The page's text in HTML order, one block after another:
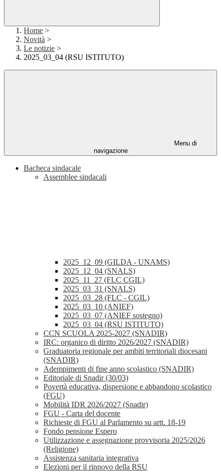
Home >
Novità >
Le notizie >
2025_03_04 (RSU ISTITUTO)
Menu di
navigazione
Bacheca sindacale
Assemblee sindacali
2025_12_09 (GILDA - UNAMS)
2025_12_04 (SNALS)
2025_11_27 (FLC CGIL)
2025_03_31 (SNALS)
2025_03_28 (FLC - CGIL)
2025_03_10 (ANIEF)
2025_03_07 (ANIEF sostegno)
2025_03_04 (RSU ISTITUTO)
CCN SCUOLA 2025-2027 (SNADIR)
IRC: organico di diritto 2026/2027 (SNADIR)
Graduatoria regionale per ambiti territoriali diocesani
(SNADIR)
Adempimenti di fine anno scolastico (SNADIR)
Editoriale di Snadir (30/03)
Povertà educativa, dispersione e abbandono scolastico
(FGU)
Mobilità IDR 2026/2027 (Snadir)
FGU - Carta del docente
Richieste di FGU al Parlamento su artt. 18-19
Fondo pensione Espero
Utilizzazione e assegnazione provvisoria 2025/2026
(Religione)
Assistenza sanitaria integrativa
Elezioni per il rinnovo della RSU